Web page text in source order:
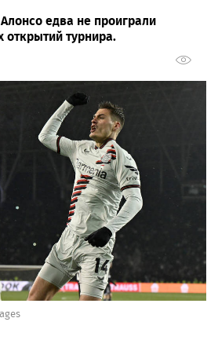
едва не проиграли
турнира.